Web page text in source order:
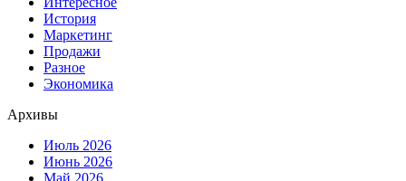
История
Маркетинг
Продажи
Разное
Экономика
Архивы
Июль 2026
Июнь 2026
Май 2026